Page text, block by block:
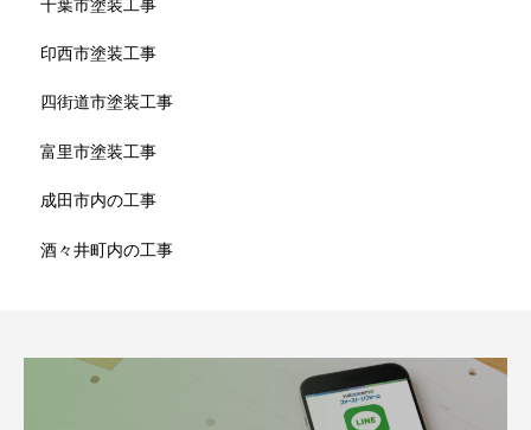
千葉市塗装工事
印西市塗装工事
四街道市塗装工事
富里市塗装工事
成田市内の工事
酒々井町内の工事